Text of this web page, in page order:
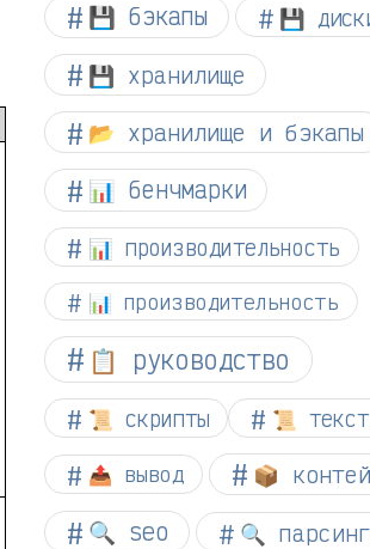
💾 бэкапы 💾
💾 хранилище
📂 хранилище и бэкапы
📊 бенчмарки
📊 производительность
📊 производительность
📋 руководство
📜 скрипты 📜 текст
📤 вывод 📦
🔍 seo 🔍